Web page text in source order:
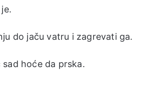
do jaču vatru i zagrevati ga.
sad hoće da prska.